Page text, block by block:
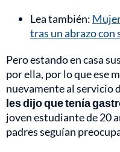
Lea también:
tras un abrazo con
Pero estando en casa
por ella, por lo que ese
nuevamente al servicio
les dijo que tenía
joven estudiante de 20
padres seguían